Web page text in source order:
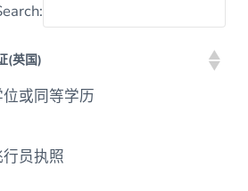
(英国)
(英国)
或同等学历
员执照